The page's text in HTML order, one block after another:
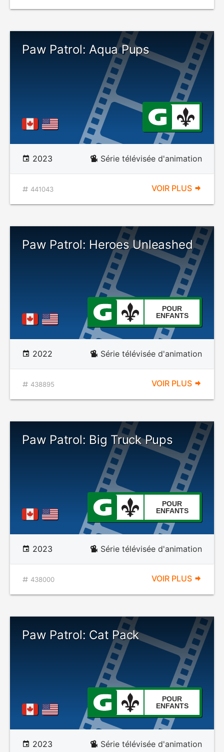
Paw Patrol: Aqua Pups
2023 Série télévisée d'animation
441043 VOIR PLUS
Paw Patrol: Heroes Unleashed
POUR
ENFANTS
2022 Série télévisée d'animation
438895 VOIR PLUS
Paw Patrol: Big Truck Pups
POUR
ENFANTS
2023 Série télévisée d'animation
438000 VOIR PLUS
Paw Patrol: Cat Pack
POUR
ENFANTS
2023 Série télévisée d'animation